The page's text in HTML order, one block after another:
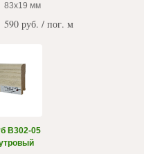
83x19 мм
590 руб. / пог. м
B302-05